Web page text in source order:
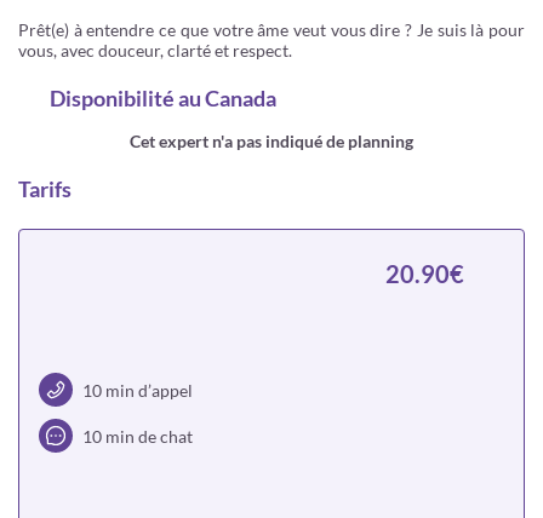
Prêt(e) à entendre ce que votre âme veut vous dire ? Je suis là pour
vous, avec douceur, clarté et respect.
Disponibilitéau Canada
Cet expert n'a pas indiqué de planning
Tarifs
10 min d’appel
10 min de chat
20.90€